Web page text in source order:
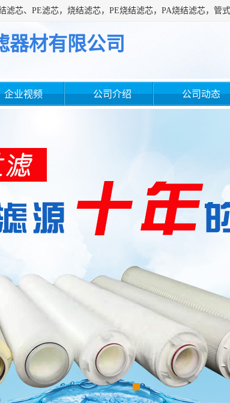
器材有限公司
企业视频 公司介绍 公司动态